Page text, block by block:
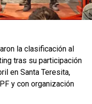
la clasificación al
tras su participación
en Santa Teresita,
y con organización